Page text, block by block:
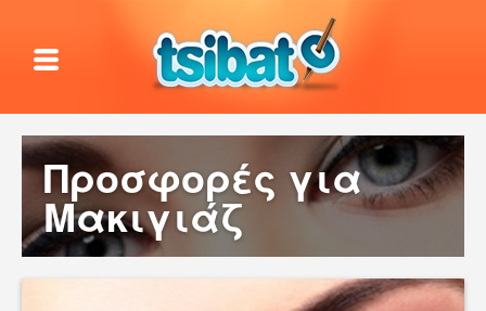
Προσφορές για
Μακιγιάζ